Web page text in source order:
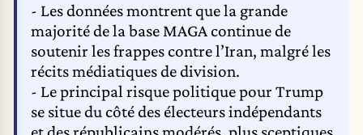
- Les données montrent que la grande
majorité de la base MAGA continue de
soutenir les frappes contre l’Iran, malgré les
récits médiatiques de division.
- Le principal risque politique pour Trump
se situe du côté des électeurs indépendants